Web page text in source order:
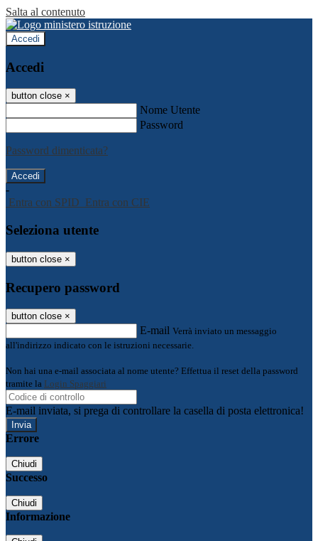
Salta al contenuto
Accedi
Accedi
button close ×
Nome Utente
Password
Password dimenticata?
-
Entra con SPID Entra con CIE
Seleziona utente
button close ×
Recupero password
button close ×
E-mail Verrà inviato un messaggio
all'indirizzo indicato con le istruzioni necessarie.
Non hai una e-mail associata al nome utente? Effettua il reset della password
tramite la Login Spaggiari
E-mail inviata, si prega di controllare la casella di posta elettronica!
Errore
Chiudi
Successo
Chiudi
Informazione